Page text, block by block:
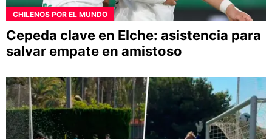
CHILENOS POR EL MUNDO
Cepeda clave en Elche: asistencia para
salvar empate en amistoso